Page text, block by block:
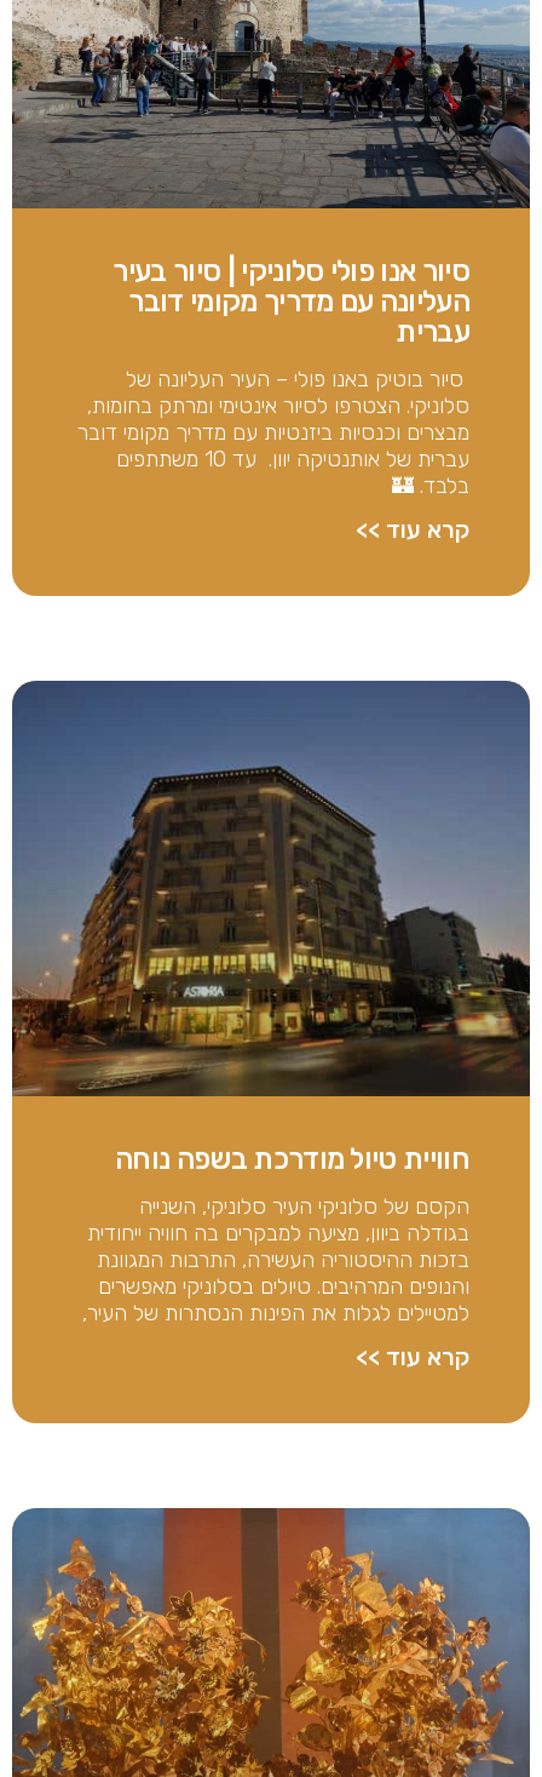
סיור אנו פולי סלוניקי | סיור בעיר
העליונה עם מדריך מקומי דובר
עברית
סיור בוטיק באנו פולי – העיר העליונה של
סלוניקי. הצטרפו לסיור אינטימי ומרתק בחומות,
מבצרים וכנסיות ביזנטיות עם מדריך מקומי דובר
עברית של אותנטיקה יוון. עד 10 משתתפים
בלבד. 🏰
קרא עוד >>
חוויית טיול מודרכת בשפה נוחה
הקסם של סלוניקי העיר סלוניקי, השנייה
בגודלה ביוון, מציעה למבקרים בה חוויה ייחודית
בזכות ההיסטוריה העשירה, התרבות המגוונת
והנופים המרהיבים. טיולים בסלוניקי מאפשרים
למטיילים לגלות את הפינות הנסתרות של העיר,
קרא עוד >>